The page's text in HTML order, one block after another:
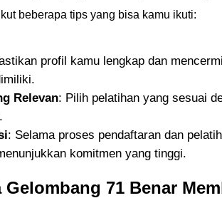
beberapa tips yang bisa kamu ikuti:
profil kamu lengkap dan
Relevan: Pilih pelatihan yang sesuai
: Selama proses pendaftaran dan
komitmen yang tinggi.
71 Benar